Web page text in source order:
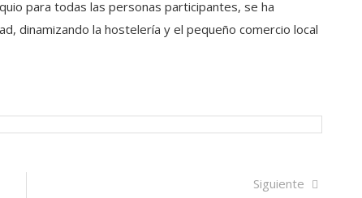
para todas las personas participantes, se ha
dinamizando la hostelería y el pequeño comercio local
Siguiente